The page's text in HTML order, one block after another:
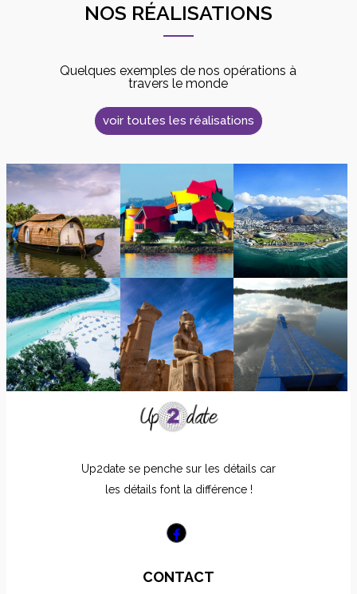
NOS RÉALISATIONS
Quelques exemples de nos opérations à
travers le monde
voir toutes les réalisations
Up2date se penche sur les détails car
les détails font la différence !
CONTACT